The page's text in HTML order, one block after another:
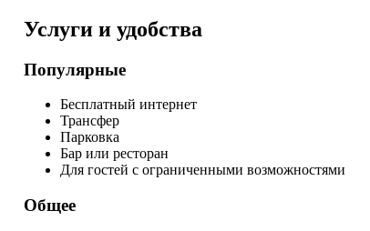
Услуги и удобства
Популярные
Бесплатный интернет
Трансфер
Парковка
Бар или ресторан
Для гостей с ограниченными возможностями
Общее